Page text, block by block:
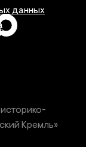
Кремль»
данных